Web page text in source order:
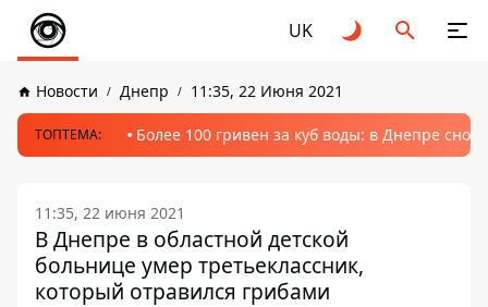
UK
Новости Днепр 11:35, 22 Июня 2021
ТОПТЕМА: Более 100 гривен за куб воды: в Днепре
11:35, 22 июня 2021
В Днепре в областной детской
больнице умер третьеклассник,
который отравился грибами